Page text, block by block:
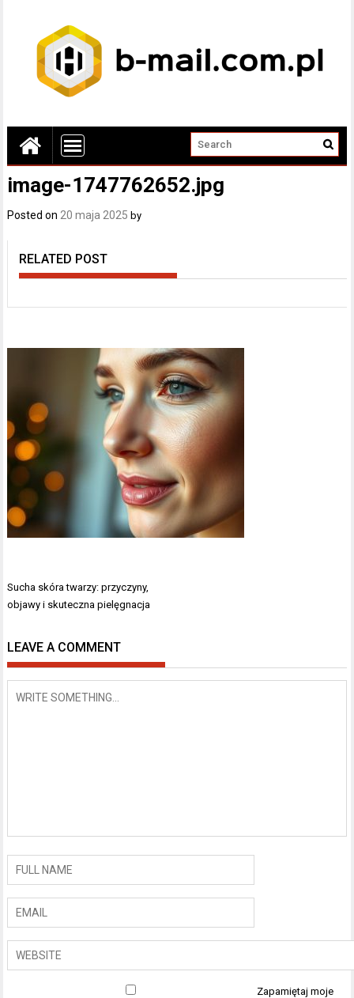
image-1747762652.jpg
Posted on 20 maja 2025 by
RELATED POST
Nawigacja
wpisu
Sucha skóra twarzy: przyczyny,
objawy i skuteczna pielęgnacja
LEAVE A COMMENT
Zapamiętaj moje